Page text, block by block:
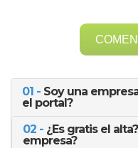
01 - Soy una
el portal?
02 - ¿Es gratis el
empresa?